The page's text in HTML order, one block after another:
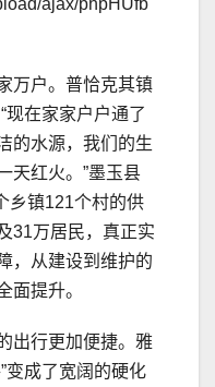
万户。普恰克其镇
现在家家户户通了
的水源，我们的生
天红火。”墨玉县
乡镇121个村的供
31万居民，真正实
，从建设到维护的
面提升。
出行更加便捷。雅
变成了宽阔的硬化